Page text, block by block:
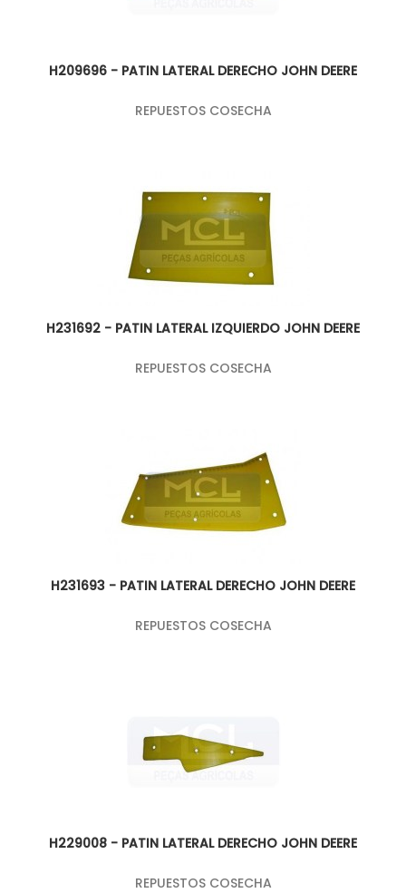
H209696 - PATIN LATERAL DERECHO JOHN DEERE
REPUESTOS COSECHA
H231692 - PATIN LATERAL IZQUIERDO JOHN DEERE
REPUESTOS COSECHA
H231693 - PATIN LATERAL DERECHO JOHN DEERE
REPUESTOS COSECHA
H229008 - PATIN LATERAL DERECHO JOHN DEERE
REPUESTOS COSECHA